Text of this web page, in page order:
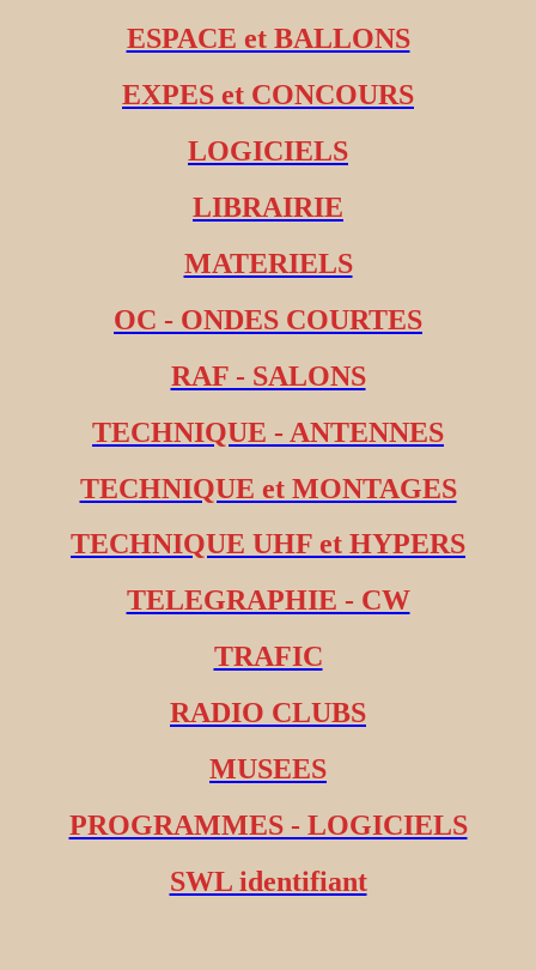
ESPACE et BALLONS
EXPES et CONCOURS
LOGICIELS
LIBRAIRIE
MATERIELS
OC - ONDES COURTES
RAF - SALONS
TECHNIQUE - ANTENNES
TECHNIQUE et MONTAGES
TECHNIQUE UHF et HYPERS
TELEGRAPHIE - CW
TRAFIC
RADIO CLUBS
MUSEES
PROGRAMMES - LOGICIELS
SWL identifiant